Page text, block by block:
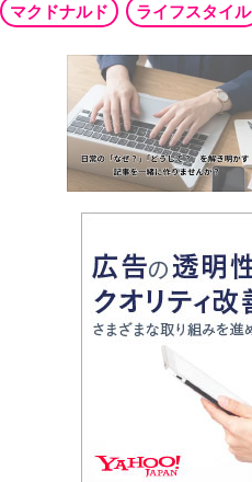
マクドナルド
ライフスタイル